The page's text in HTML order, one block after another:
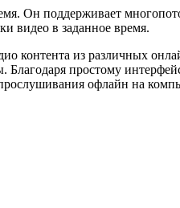
Он поддерживает
видео в заданное время.
контента из различных
простому
офлайн на